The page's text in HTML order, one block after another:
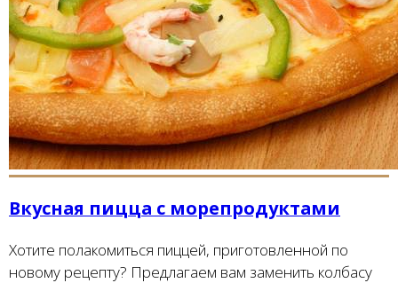
Вкусная пицца с морепродуктами
Хотите полакомиться пиццей, приготовленной по
новому рецепту? Предлагаем вам заменить колбасу